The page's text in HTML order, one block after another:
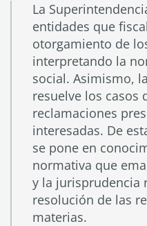
La
entidades que
otorgamiento de
interpretando la
social. Asimismo,
resuelve los casos
reclamaciones
interesadas. De
se pone en
normativa que
y la jurisprudencia
resolución de las
materias.